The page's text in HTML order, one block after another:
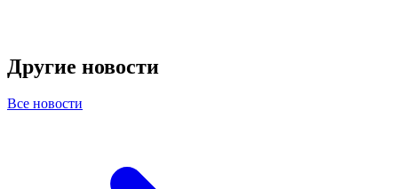
Другие новости
Все новости